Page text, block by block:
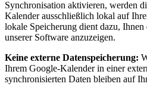
Synchronisation aktivieren, werden
Kalender ausschließlich lokal auf
lokale Speicherung dient dazu,
unserer Software anzuzeigen.
Keine externe Datenspeicherung:
Ihrem Google-Kalender in einer
synchronisierten Daten bleiben auf